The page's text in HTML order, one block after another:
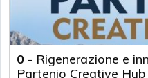
0 - Rigenerazione e
Partenio Creative